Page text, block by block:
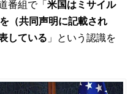
番組で「米国はミサイル
（共同声明に記載され
している 」という認識を